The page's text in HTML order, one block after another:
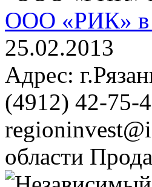
ООО «РИК» в
25.02.2013
Адрес:
(4912) 42-75-
области